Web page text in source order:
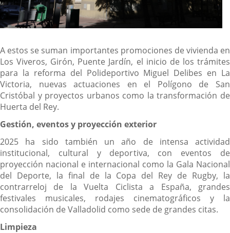
A estos se suman importantes promociones de vivienda en
Los Viveros, Girón, Puente Jardín, el inicio de los trámites
para la reforma del Polideportivo Miguel Delibes en La
Victoria, nuevas actuaciones en el Polígono de San
Cristóbal y proyectos urbanos como la transformación de
Huerta del Rey.
Gestión, eventos y proyección exterior
2025 ha sido también un año de intensa actividad
institucional, cultural y deportiva, con eventos de
proyección nacional e internacional como la Gala Nacional
del Deporte, la final de la Copa del Rey de Rugby, la
contrarreloj de la Vuelta Ciclista a España, grandes
festivales musicales, rodajes cinematográficos y la
consolidación de Valladolid como sede de grandes citas.
Limpieza